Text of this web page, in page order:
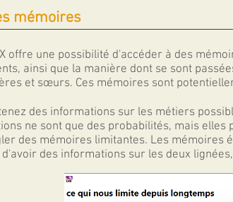
mémoires
X offre une possibilité d'accéder à des
ainsi que la manière dont se sont
et sœurs. Ces mémoires sont
des informations sur les métiers
ne sont que des probabilités, mais
des mémoires limitantes. Les mémoires
des informations sur les deux